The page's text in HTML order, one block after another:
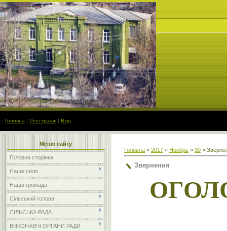
Головна | Реєстрація | Вхід
Меню сайту
Головна сторінка
Наше село
Наша громада
Сільський голова
СІЛЬСЬКА РАДА
ВИКОНАВЧІ ОРГАНИ РАДИ
Головна » 2017 » Ноябрь » 30 »
Звернення